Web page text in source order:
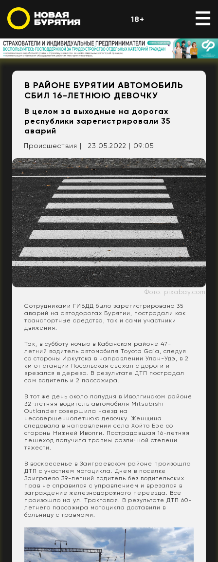
18+
В РАЙОНЕ БУРЯТИИ АВТОМОБИЛЬ
СБИЛ 16-ЛЕТНЮЮ ДЕВОЧКУ
В целом за выходные на дорогах
республики зарегистрировали 35
аварий
Происшествия | 23.05.2022 | 09:05
Фото: pixabay.com
Сотрудниками ГИБДД было зарегистрировано 35
аварий на автодорогах Бурятии, пострадали как
транспортные средства, так и сами участники
движения.
Так, в субботу ночью в Кабанском районе 47-
летний водитель автомобиля Toyota Gaia, следуя
со стороны Иркутска в направлении Улан-Удэ, в 2
км от станции Посольская съехал с дороги и
врезался в дерево. В результате ДТП пострадал
сам водитель и 2 пассажира.
В тот же день около полудня в Иволгинском районе
32-летняя водитель автомобиля Mitsubishi
Outlander совершила наезд на
несовершеннолетнюю девочку. Женщина
следовала в направлении села Хойто Бэе со
стороны Нижней Иволги. Пострадавшая 16-летняя
пешеход получила травмы различной степени
тяжести.
В воскресенье в Заиграевском районе произошло
ДТП с участием мотоцикла. Днем в поселке
Заиграево 39-летний водитель без водительских
прав не справился с управлением и врезался в
заграждение железнодорожного переезда. Все
произошло на ул. Трактовая. В результате ДТП 60-
летнего пассажира мотоцикла доставили в
больницу с травмами.